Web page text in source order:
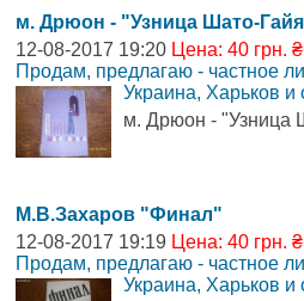
м. Дрюон - "Узница Шато-
12-08-2017 19:20 Цена: 40 грн. ₴
Продам, предлагаю - частное
Украина, Харьков и
м. Дрюон - "Узница
М.В.Захаров "Финал"
12-08-2017 19:19 Цена: 40 грн. ₴
Продам, предлагаю - частное
Украина, Харьков и